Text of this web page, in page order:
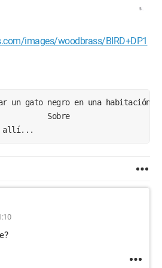
images/woodbrass/BIRD+DP1
un gato negro en una habitación
allí...